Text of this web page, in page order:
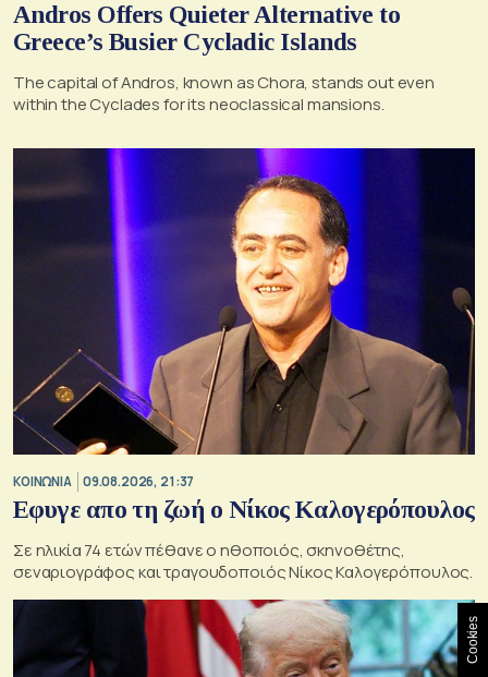
Andros Offers Quieter Alternative to
Greece’s Busier Cycladic Islands
The capital of Andros, known as Chora, stands out even
within the Cyclades for its neoclassical mansions.
ΚΟΙΝΩΝΙΑ 09.08.2026, 21:37
Εφυγε απο τη ζωή ο Νίκος Καλογερόπουλος
Σε ηλικία 74 ετών πέθανε ο ηθοποιός, σκηνοθέτης,
σεναριογράφος και τραγουδοποιός Νίκος Καλογερόπουλος.
Cookies